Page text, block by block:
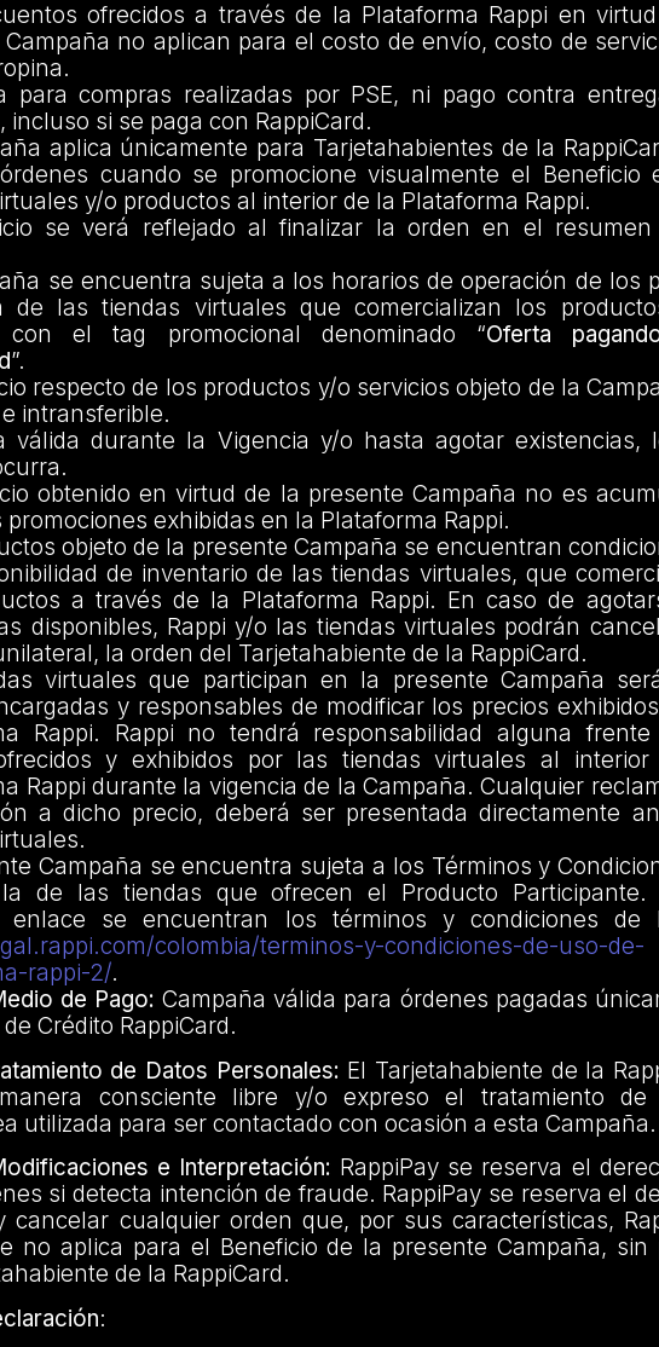
ofrecidos a través de la Plataforma Rappi en
no aplican para el costo de envío, costo de
para compras realizadas por PSE, ni pago contra
incluso si se paga con RappiCard.
aplica únicamente para Tarjetahabientes de la
cuando se promocione visualmente el Beneficio
y/o productos al interior de la Plataforma Rappi.
se verá reflejado al finalizar la orden en el
se encuentra sujeta a los horarios de operación de los
de las tiendas virtuales que comercializan los
con el tag promocional denominado “Oferta
”.
respecto de los productos y/o servicios objeto de la
intransferible.
válida durante la Vigencia y/o hasta agotar existencias,
obtenido en virtud de la presente Campaña no es
promociones exhibidas en la Plataforma Rappi.
objeto de la presente Campaña se encuentran
de inventario de las tiendas virtuales, que
a través de la Plataforma Rappi. En caso de
disponibles, Rappi y/o las tiendas virtuales podrán
la orden del Tarjetahabiente de la RappiCard.
virtuales que participan en la presente Campaña
y responsables de modificar los precios
Rappi. Rappi no tendrá responsabilidad alguna
y exhibidos por las tiendas virtuales al
Rappi durante la vigencia de la Campaña. Cualquier
a dicho precio, deberá ser presentada directamente
Campaña se encuentra sujeta a los Términos y
de las tiendas que ofrecen el Producto Participante.
enlace se encuentran los términos y condiciones de
colombia/terminos-y-condiciones-de-uso-de-
rappi-2/.
de Pago: Campaña válida para órdenes pagadas
Crédito RappiCard.
de Datos Personales: El Tarjetahabiente de la
consciente libre y/o expreso el tratamiento de
utilizada para ser contactado con ocasión a esta Campaña.
e Interpretación: RappiPay se reserva el
si detecta intención de fraude. RappiPay se reserva el
cancelar cualquier orden que, por sus características,
no aplica para el Beneficio de la presente Campaña, sin
de la RappiCard.
: